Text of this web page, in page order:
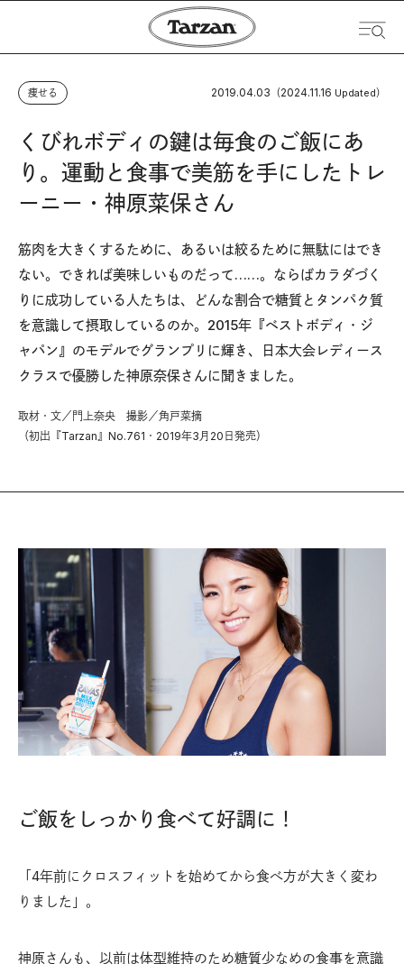
痩せる 2019.04.03 （2024.11.16 Updated）
くびれボディの鍵は毎食のご飯にあ
り。運動と食事で美筋を手にしたトレ
ーニー・神原菜保さん
筋肉を大きくするために、あるいは絞るために無駄にはでき
ない。できれば美味しいものだって……。ならばカラダづく
りに成功している人たちは、どんな割合で糖質とタンパク質
を意識して摂取しているのか。2015年『ベストボディ・ジ
ャパン』のモデルでグランプリに輝き、日本大会レディース
クラスで優勝した神原奈保さんに聞きました。
取材・文／門上奈央 撮影／角戸菜摘
（初出『Tarzan』No.761・2019年3月20日発売）
ご飯をしっかり食べて好調に！
「4年前にクロスフィットを始めてから食べ方が大きく変わ
りました」。
神原さんも、以前は体型維持のため糖質少なめの食事を意識